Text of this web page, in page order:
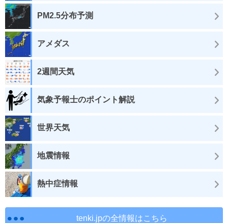
PM2.5分布予測
アメダス
2週間天気
気象予報士のポイント解説
世界天気
地震情報
熱中症情報
tenki.jpの全情報はこちら